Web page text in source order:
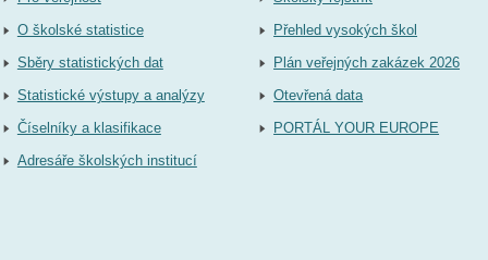
O školské statistice
Sběry statistických dat
Statistické výstupy a analýzy
Číselníky a klasifikace
Adresáře školských institucí
Přehled vysokých škol
Plán veřejných zakázek 2026
Otevřená data
PORTÁL YOUR EUROPE